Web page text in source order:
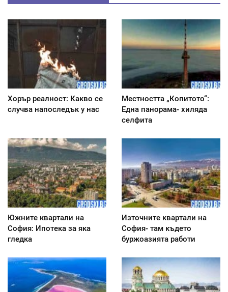
Хорър реалност: Какво се
случва напоследък у нас
Местността „Копитото“:
Една панорама- хиляда
селфита
Южните квартали на
София: Ипотека за яка
гледка
Източните квартали на
София- там където
буржоазията работи